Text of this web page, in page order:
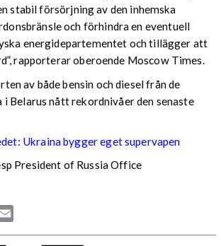
stabil försörjning av den inhemska
och förhindra en eventuell
energidepartementet och tillägger att
rapporterar oberoende Moscow Times.
av både bensin och diesel från de
i Belarus nått rekordnivåer den senaste
Ukraina bygger eget supervapen
President of Russia Office